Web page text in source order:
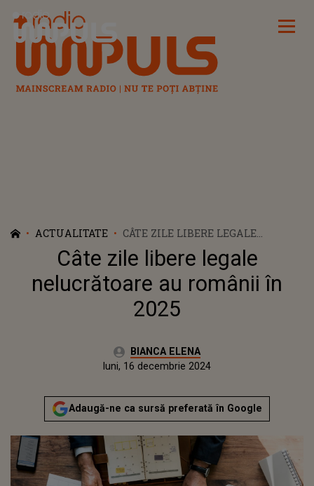
Radio Impuls
ACTUALITATE
CÂTE ZILE LIBERE LEGALE
NELUCRĂTOARE AU ROMÂNII ÎN
2025
Câte zile libere legale
nelucrătoare au românii în
2025
Autor:BIANCA ELENA
luni, 16 decembrie 2024Actualizat:
luni, 16 decembrie 2024
Adaugă-ne ca sursă preferată în Google